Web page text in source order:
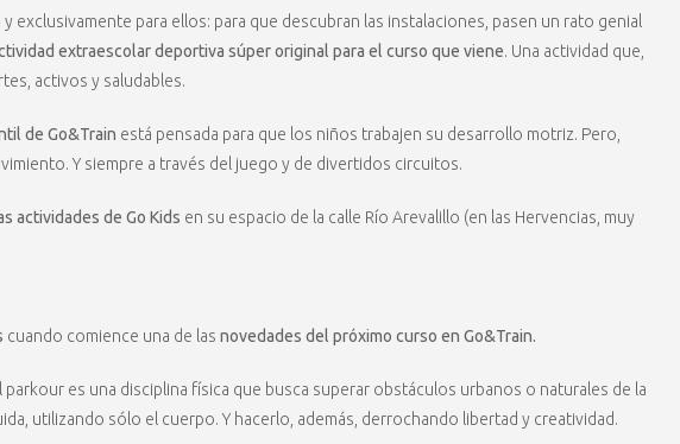
y exclusivamente para ellos: para que descubran las instalaciones, pasen un rato genial
extraescolar deportiva súper original para el curso que viene. Una actividad que,
activos y saludables.
til de Go&Train está pensada para que los niños trabajen su desarrollo motriz. Pero,
Y siempre a través del juego y de divertidos circuitos.
actividades de Go Kids en su espacio de la calle Río Arevalillo (en las Hervencias, muy
cuando comience una de las novedades del próximo curso en Go&Train.
parkour es una disciplina física que busca superar obstáculos urbanos o naturales de la
utilizando sólo el cuerpo. Y hacerlo, además, derrochando libertad y creatividad.